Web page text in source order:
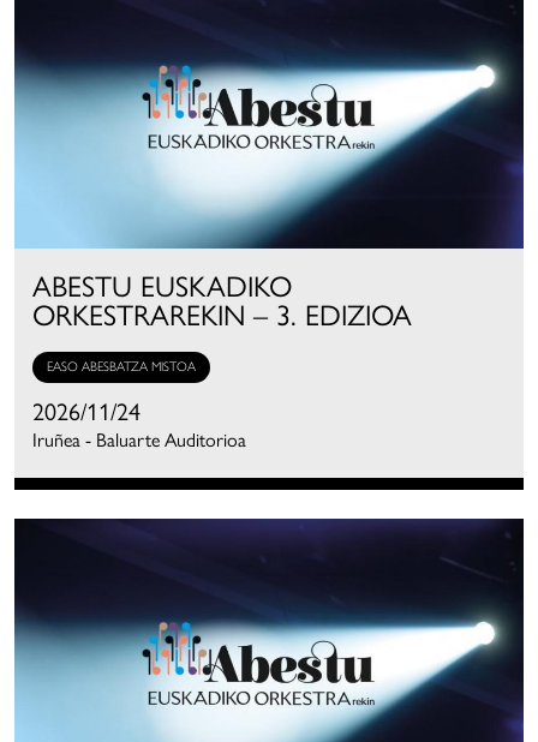
ABESTU EUSKADIKO
ORKESTRAREKIN – 3. EDIZIOA
EASO ABESBATZA MISTOA
2026/11/24
Iruñea - Baluarte Auditorioa